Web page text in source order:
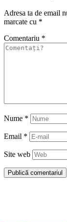
Adresa ta de email
marcate cu *
Comentariu *
Nume *
Email *
Site web